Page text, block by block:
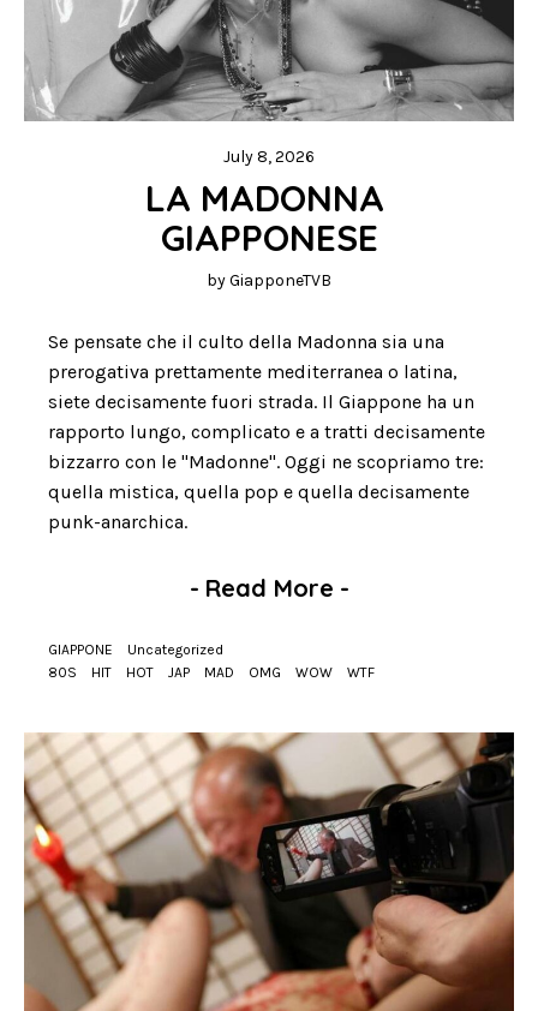
July 8, 2026
LA MADONNA
GIAPPONESE
byGiapponeTVB
Se pensate che il culto della Madonna sia una
prerogativa prettamente mediterranea o latina,
siete decisamente fuori strada. Il Giappone ha un
rapporto lungo, complicato e a tratti decisamente
bizzarro con le "Madonne". Oggi ne scopriamo tre:
quella mistica, quella pop e quella decisamente
punk-anarchica.
- Read More -
GIAPPONE
Uncategorized
80S
HIT HOT JAP MAD OMG WOW WTF